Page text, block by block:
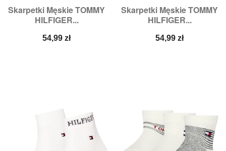
Skarpetki Męskie TOMMY
HILFIGER...
Cena
54,99 zł
Skarpetki Męskie TOMMY
HILFIGER...
Cena
54,99 zł